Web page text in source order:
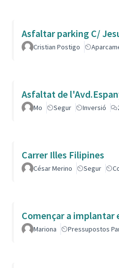
Asfaltar parking C/
Cristian Postigo
Asfaltat de
Mo Segur Inversió
Carrer Illes Filipines
César Merino Segur
Començar a implantar
Mariona Pressupostos